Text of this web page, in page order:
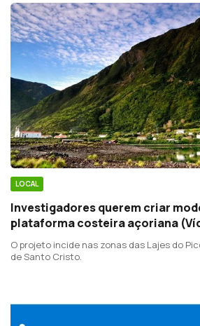
LOCAL
Investigadores querem criar
plataforma costeira açoriana
O projeto incide nas zonas das Lajes do
de Santo Cristo.